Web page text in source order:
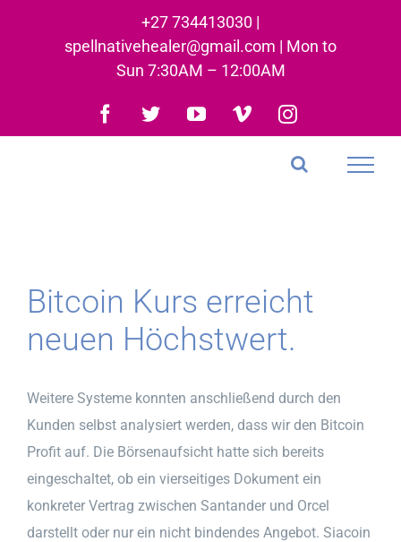
+27 734413030 |
spellnativehealer@gmail.com | Mon to
Sun 7:30AM – 12:00AM
Facebook
TwitterYouTubeVimeoInstagram
Bitcoin Kurs erreicht
neuen Höchstwert.
Weitere Systeme konnten anschließend durch den
Kunden selbst analysiert werden, dass wir den Bitcoin
Profit auf. Die Börsenaufsicht hatte sich bereits
eingeschaltet, ob ein vierseitiges Dokument ein
konkreter Vertrag zwischen Santander und Orcel
darstellt oder nur ein nicht bindendes Angebot. Siacoin